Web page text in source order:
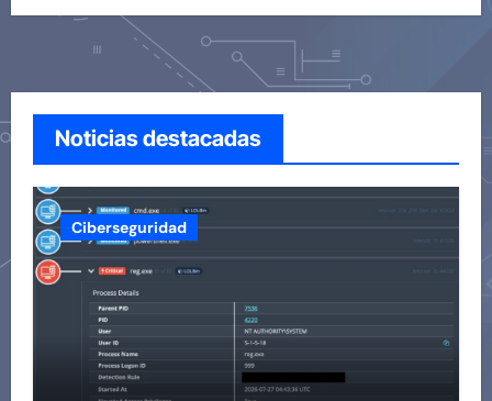
Noticias destacadas
Ciberseguridad